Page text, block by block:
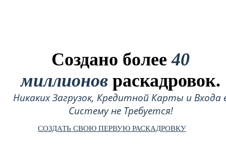
Создано более40
миллионов раскадровок.
Никаких Загрузок, Кредитной Карты и Входа
Систему не Требуется!
СОЗДАТЬ СВОЮ ПЕРВУЮ РАСКАДРОВКУ